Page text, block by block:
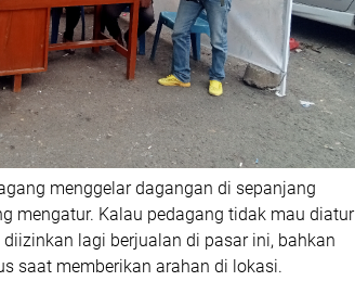
menggelar dagangan di sepanjang
mengatur. Kalau pedagang tidak mau diatur
lagi berjualan di pasar ini, bahkan
saat memberikan arahan di lokasi.